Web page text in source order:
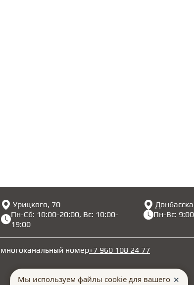
Урицкого, 70
Пн-Сб: 10:00-20:00, Вс: 10:00-
19:00
Пн-Вс:
номер+7 960 108 24 77
Мы используем файлы cookie для вашего ✕